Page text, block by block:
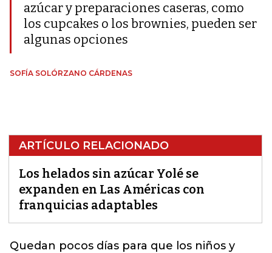
azúcar y preparaciones caseras, como
los cupcakes o los brownies, pueden ser
algunas opciones
SOFÍA SOLÓRZANO CÁRDENAS
ARTÍCULO RELACIONADO
Los helados sin azúcar Yolé se
expanden en Las Américas con
franquicias adaptables
Quedan pocos días para que los niños y